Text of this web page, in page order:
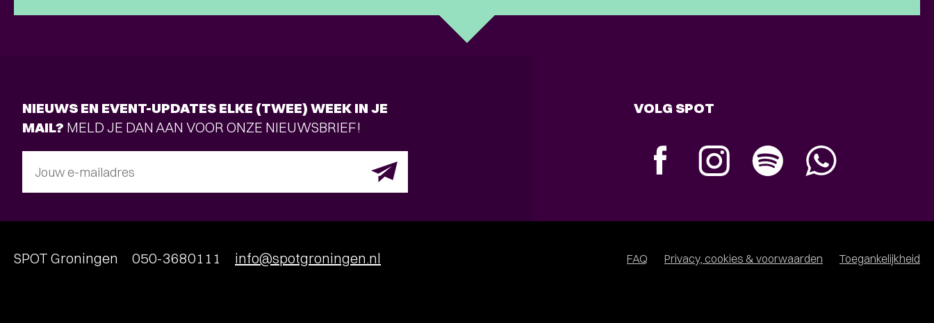
NIEUWS EN EVENT-UPDATES ELKE (TWEE) WEEK IN JE
MAIL? MELD JE DAN AAN VOOR ONZE NIEUWSBRIEF!
Jouw e-mailadres
VOLG SPOT
SPOT Groningen 050-3680111 info@spotgroningen.nl FAQ Privacy, cookies & voorwaarden Toegankelijkheid